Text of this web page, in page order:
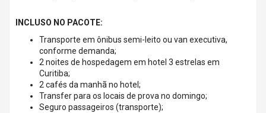
INCLUSO NO PACOTE:
Transporte em ônibus semi-leito ou van executiva,
conforme demanda;
2 noites de hospedagem em hotel 3 estrelas em
Curitiba;
2 cafés da manhã no hotel;
Transfer para os locais de prova no domingo;
Seguro passageiros (transporte);